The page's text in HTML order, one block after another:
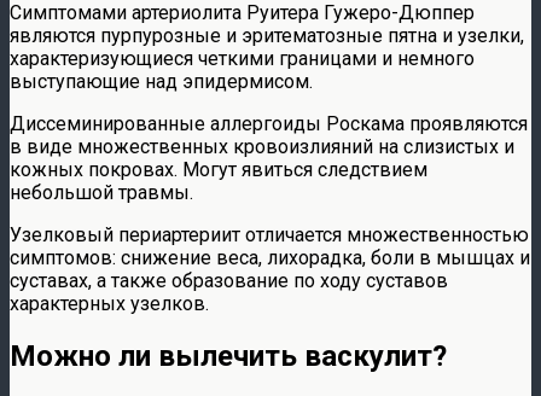
Симптомами артериолита Руитера Гужеро-Дюппер
являются пурпурозные и эритематозные пятна и узелки,
характеризующиеся четкими границами и немного
выступающие над эпидермисом.
Диссеминированные аллергоиды Роскама проявляются
в виде множественных кровоизлияний на слизистых и
кожных покровах. Могут явиться следствием
небольшой травмы.
Узелковый периартериит отличается множественностью
симптомов: снижение веса, лихорадка, боли в мышцах и
суставах, а также образование по ходу суставов
характерных узелков.
Можно ли вылечить васкулит?